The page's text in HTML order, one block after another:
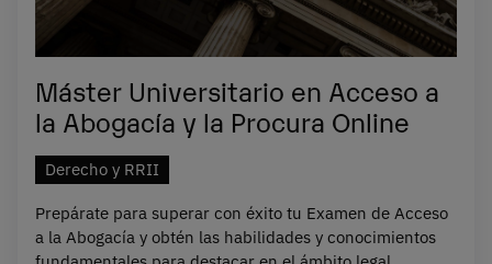
Máster Universitario en Acceso a
la Abogacía y la Procura Online
Derecho y RRII
Prepárate para superar con éxito tu Examen de Acceso
a la Abogacía y obtén las habilidades y conocimientos